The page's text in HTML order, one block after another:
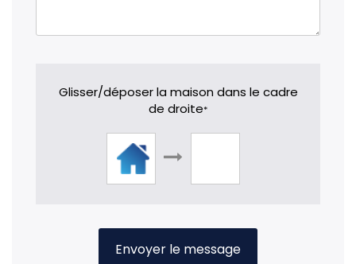
Glisser/déposer la maison dans le cadre
de droite*
Envoyer le message